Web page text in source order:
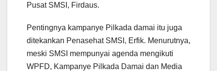
Pusat SMSI, Firdaus.
Pentingnya kampanye Pilkada damai itu juga
ditekankan Penasehat SMSI, Erfik. Menurutnya,
meski SMSI mempunyai agenda mengikuti
WPFD, Kampanye Pilkada Damai dan Media